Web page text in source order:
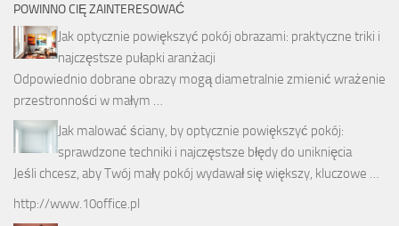
POWINNO CIĘ ZAINTERESOWAĆ
Jak optycznie powiększyć pokój obrazami: praktyczne triki i
najczęstsze pułapki aranżacji
Odpowiednio dobrane obrazy mogą diametralnie zmienić wrażenie
przestronności w małym …
Jak malować ściany, by optycznie powiększyć pokój:
sprawdzone techniki i najczęstsze błędy do uniknięcia
Jeśli chcesz, aby Twój mały pokój wydawał się większy, kluczowe …
http://www.10office.pl